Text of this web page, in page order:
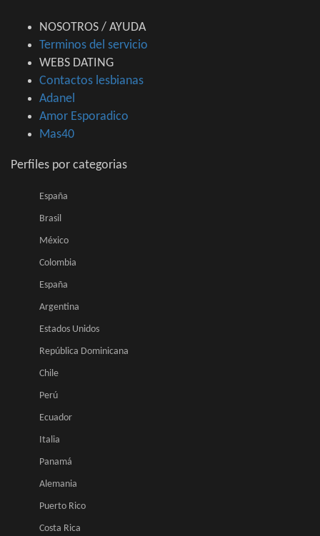
NOSOTROS / AYUDA
Terminos del servicio
WEBS DATING
Contactos lesbianas
Adanel
Amor Esporadico
Mas40
Perfiles por categorias
España
Brasil
México
Colombia
España
Argentina
Estados Unidos
República Dominicana
Chile
Perú
Ecuador
Italia
Panamá
Alemania
Puerto Rico
Costa Rica